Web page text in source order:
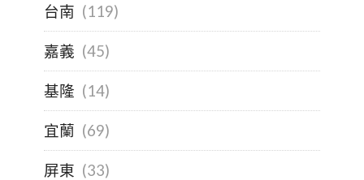
台南 (119)
嘉義 (45)
基隆 (14)
宜蘭 (69)
屏東 (33)